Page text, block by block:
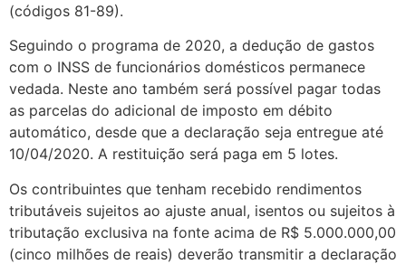
(códigos 81-89).
Seguindo o programa de 2020, a dedução de gastos
com o INSS de funcionários domésticos permanece
vedada. Neste ano também será possível pagar todas
as parcelas do adicional de imposto em débito
automático, desde que a declaração seja entregue até
10/04/2020. A restituição será paga em 5 lotes.
Os contribuintes que tenham recebido rendimentos
tributáveis sujeitos ao ajuste anual, isentos ou sujeitos à
tributação exclusiva na fonte acima de R$ 5.000.000,00
(cinco milhões de reais) deverão transmitir a declaração